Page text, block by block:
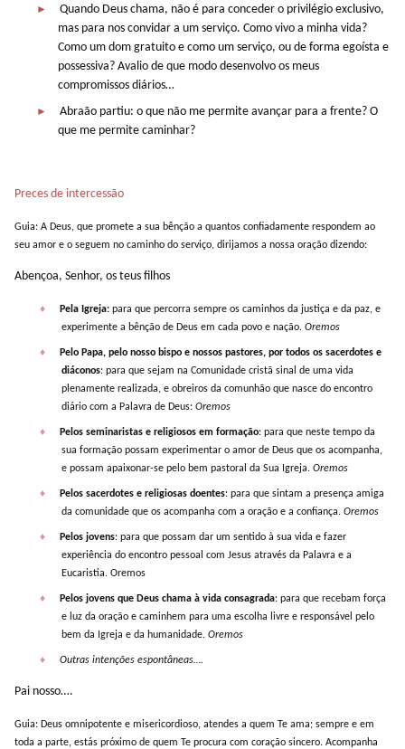
►
Quando Deus chama, não é para conceder o privilégio exclusivo,
mas para nos convidar a um serviço. Como vivo a minha vida?
Como um dom gratuito e como um serviço, ou de forma egoísta e
possessiva? Avalio de que modo desenvolvo os meus
compromissos diários…
►
Abraão partiu: o que não me permite avançar para a frente? O
que me permite caminhar?
Preces de intercessão
Guia: A Deus, que promete a sua bênção a quantos confiadamente respondem ao
seu amor e o seguem no caminho do serviço, dirijamos a nossa oração dizendo:
Abençoa, Senhor, os teus filhos
♦ Pela Igreja:para que percorra sempre os caminhos da justiça e da paz, e
experimente a bênção de Deus em cada povo e nação.Oremos
♦
Pelo Papa, pelo nosso bispo e nossos pastores, por todos os sacerdotes e
diáconos: para que sejam na Comunidade cristã sinal de uma vida
plenamente realizada, e obreiros da comunhão que nasce do encontro
diário com a Palavra de Deus:Oremos
♦ Pelos seminaristas e religiosos em formação: para que neste tempo da
sua formação possam experimentar o amor de Deus que os acompanha,
e possam apaixonar-se pelo bem pastoral da Sua Igreja. Oremos
♦ Pelos sacerdotes e religiosas doentes: para que sintam a presença amiga
da comunidade que os acompanha com a oração e a confiança.Oremos
♦ Pelos jovens: para que possam dar um sentido à sua vida e fazer
experiência do encontro pessoal com Jesus através da Palavra e a
Eucaristia. Oremos
♦ Pelos jovens que Deus chama à vida consagrada: para que recebam força
e luz da oração e caminhem para uma escolha livre e responsável pelo
bem da Igreja e da humanidade.Oremos
♦ Outras intenções espontâneas….
Pai nosso….
Guia: Deus omnipotente e misericordioso, atendes a quem Te ama; sempre e em
toda a parte, estás próximo de quem Te procura com coração sincero. Acompanha